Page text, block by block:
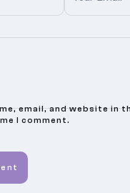
email, and website in
I comment.